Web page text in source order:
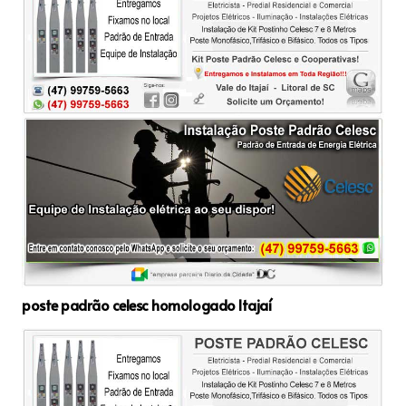
poste padrão celesc homologado Itajaí